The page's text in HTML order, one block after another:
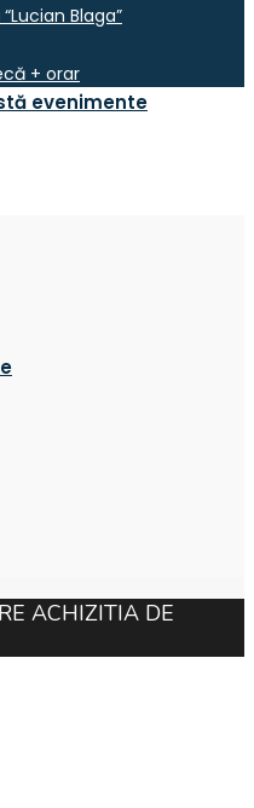
Blaga”
+ orar
evenimente